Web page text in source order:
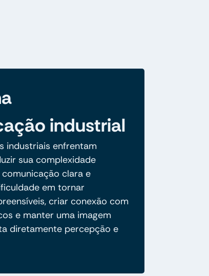
industrial
industriais enfrentam
sua complexidade
clara e
em tornar
criar conexão com
e manter uma imagem
diretamente percepção e